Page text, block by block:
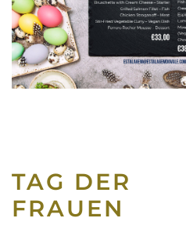
TAG DER
FRAUEN